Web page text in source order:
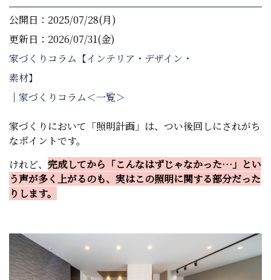
公開日：2025/07/28(月)
更新日：2026/07/31(金)
家づくりコラム【インテリア・デザイン・
素材】
｜ 家づくりコラム＜一覧＞
家づくりにおいて「照明計画」は、つい後回しにされがち
なポイントです。
けれど、 完成してから「こんなはずじゃなかった…」とい
う声が多く上がるのも、実はこの照明に関する部分だった
りします。